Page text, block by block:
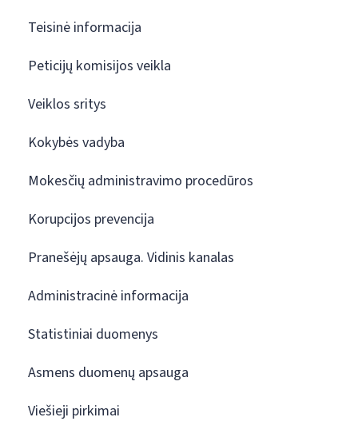
Teisinė informacija
Peticijų komisijos veikla
Veiklos sritys
Kokybės vadyba
Mokesčių administravimo procedūros
Korupcijos prevencija
Pranešėjų apsauga. Vidinis kanalas
Administracinė informacija
Statistiniai duomenys
Asmens duomenų apsauga
Viešieji pirkimai